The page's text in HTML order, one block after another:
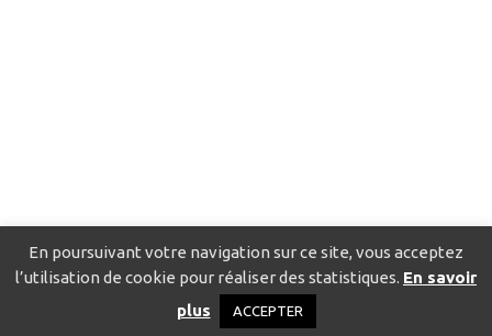
Catalogue pour localiser les fournisseurs
Politique de confidentialité
En poursuivant votre navigation sur ce site, vous acceptez
l’utilisation de cookie pour réaliser des statistiques. En savoir
plus
ACCEPTER